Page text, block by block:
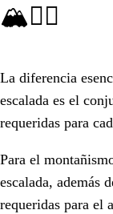
🏔🧗‍♀️
La diferencia
escalada es el
requeridas para
Para el
escalada, además
requeridas para el